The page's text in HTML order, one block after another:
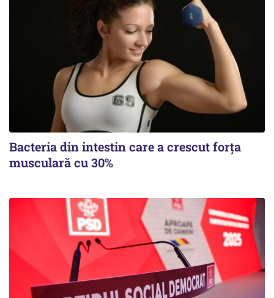
Bacteria din intestin care a crescut forța
musculară cu 30%